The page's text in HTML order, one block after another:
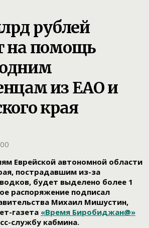
рублей
на помощь
из ЕАО и
края
Еврейской автономной области
пострадавшим из-за
будет выделено более 1
распоряжение подписал
Михаил Мишустин,
газета «Время Биробиджан@»
службу кабмина.